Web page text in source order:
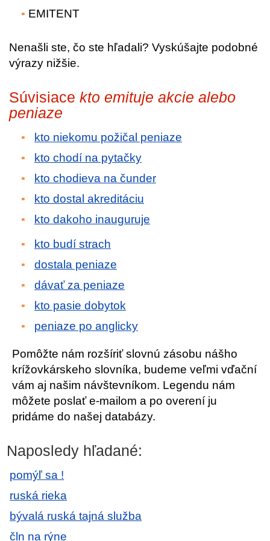
EMITENT
Nenašli ste, čo ste hľadali? Vyskúšajte podobné
výrazy nižšie.
Súvisiace kto emituje akcie alebo
peniaze
kto niekomu požičal peniaze
kto chodí na pytačky
kto chodieva na čunder
kto dostal akreditáciu
kto dakoho inauguruje
kto budí strach
dostala peniaze
dávať za peniaze
kto pasie dobytok
peniaze po anglicky
Pomôžte nám rozšíriť slovnú zásobu nášho
krížovkárskeho slovníka, budeme veľmi vďační
vám aj našim návštevníkom. Legendu nám
môžete poslať e-mailom a po overení ju
pridáme do našej databázy.
Naposledy hľadané:
pomýľ sa !
ruská rieka
bývalá ruská tajná služba
čln na rýne